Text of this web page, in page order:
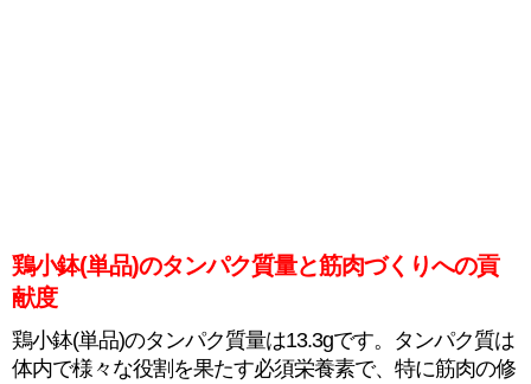
鶏小鉢(単品)のタンパク質量と筋肉づくりへの貢
献度
鶏小鉢(単品)のタンパク質量は13.3gです。タンパク質は
体内で様々な役割を果たす必須栄養素で、特に筋肉の修